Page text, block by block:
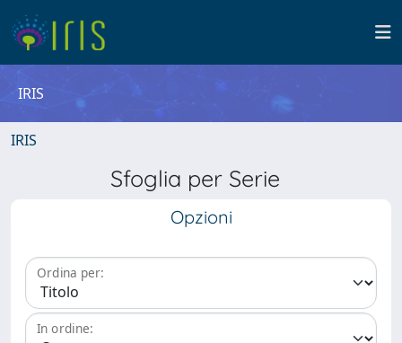
IRIS
IRIS
Sfoglia per Serie
Opzioni
Ordina per:
In ordine: